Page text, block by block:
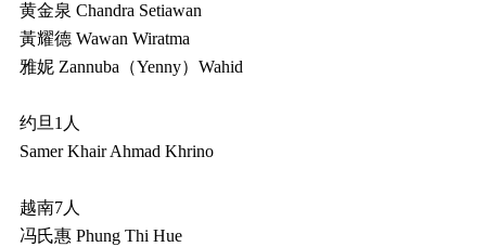
黄金泉 Chandra Setiawan
黃耀德 Wawan Wiratma
雅妮 Zannuba（Yenny）Wahid
约旦1人
Samer Khair Ahmad Khrino
越南7人
冯氏惠 Phung Thi Hue